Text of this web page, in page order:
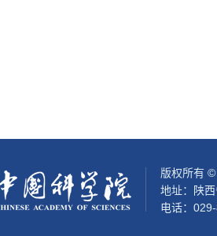
版权所有
地址：陕
电话：